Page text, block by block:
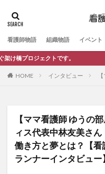
看護師物語 組織物語 イベント
です。
HOME インタビュー
【ママ看護師 ゆうの
ィス代表中林友美さ
働き方と夢とは？【
ランナーインタビュー】
カテゴリー
タグ
リーダーシップ
キャ
キャリア・働き方
イ
インタビュー動画（看護＋